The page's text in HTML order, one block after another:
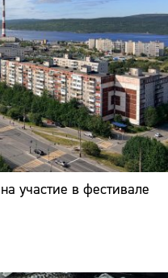
участие в фестивале